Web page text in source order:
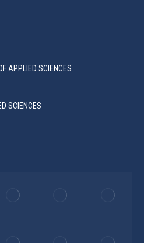
APPLIED SCIENCES
SCIENCES